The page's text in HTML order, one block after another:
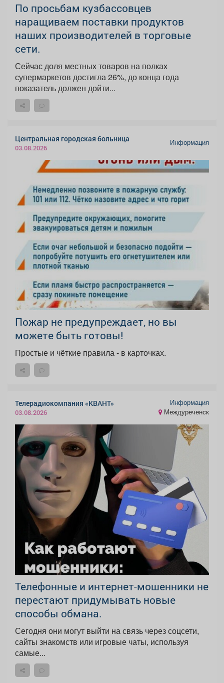
По просьбам кузбассовцев
наращиваем поставки продуктов
наших производителей в торговые
сети.
Сейчас доля местных товаров на полках
супермаркетов достигла 26%, до конца года
показатель должен дойти...
Центральная городская больница
03.08.2026
Информация
Пожар не предупреждает, но вы
можете быть готовы!
Простые и чёткие правила - в карточках.
Телерадиокомпания «КВАНТ»
03.08.2026
Информация
Междуреченск
Телефонные и интернет-мошенники не
перестают придумывать новые
способы обмана.
Сегодня они могут выйти на связь через соцсети,
сайты знакомств или игровые чаты, используя
самые...